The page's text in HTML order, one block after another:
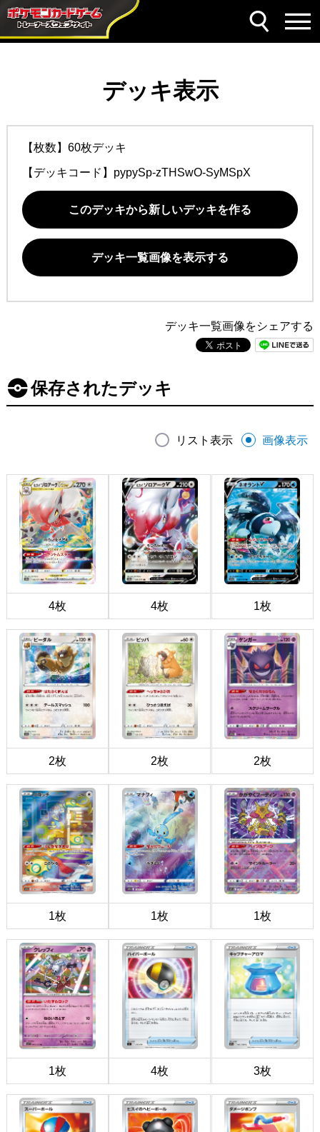
デッキ表示
【枚数】60枚デッキ
【デッキコード】 pypySp-zTHSwO-SyMSpX
このデッキから新しいデッキを作る
デッキ一覧画像を表示する
デッキ一覧画像をシェアする
保存されたデッキ
リスト表示 画像表示
4枚 4枚 1枚
2枚 2枚 2枚
1枚 1枚 1枚
1枚 4枚 3枚